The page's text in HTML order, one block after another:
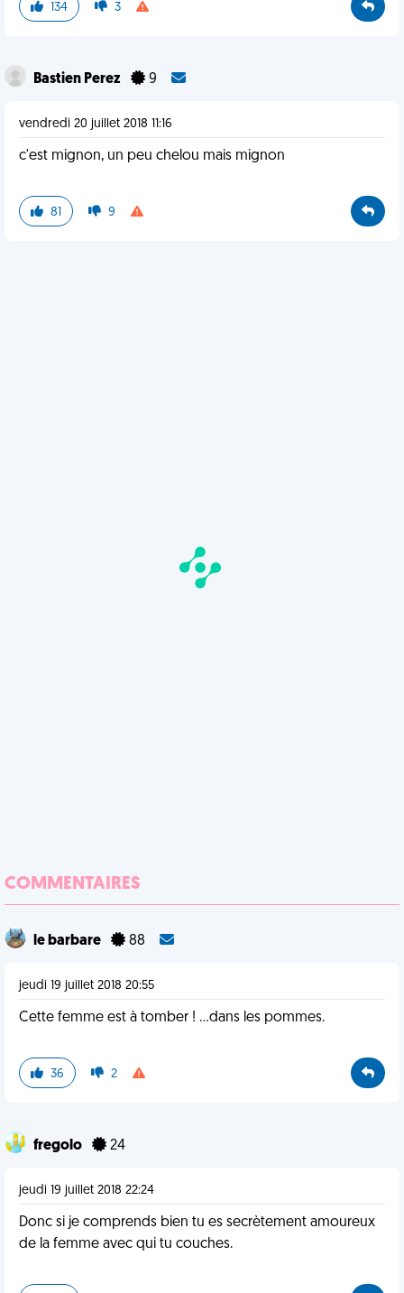
134 3
Bastien Perez 9
vendredi 20 juillet 2018 11:16
c'est mignon, un peu chelou mais mignon
81 9
COMMENTAIRES
le barbare 88
jeudi 19 juillet 2018 20:55
Cette femme est à tomber ! ...dans les pommes.
36 2
fregolo 24
jeudi 19 juillet 2018 22:24
Donc si je comprends bien tu es secrètement amoureux
de la femme avec qui tu couches.